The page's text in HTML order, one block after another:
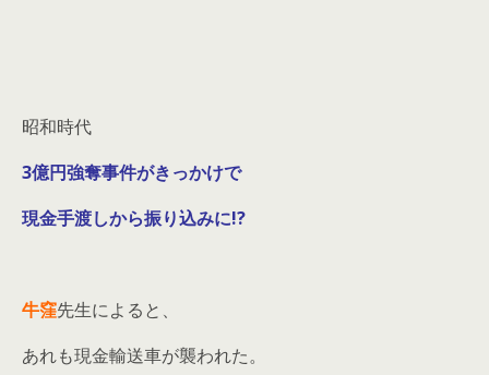
昭和時代
3億円強奪事件がきっかけで
現金手渡しから振り込みに!?
牛窪先生によると、
あれも現金輸送車が襲われた。